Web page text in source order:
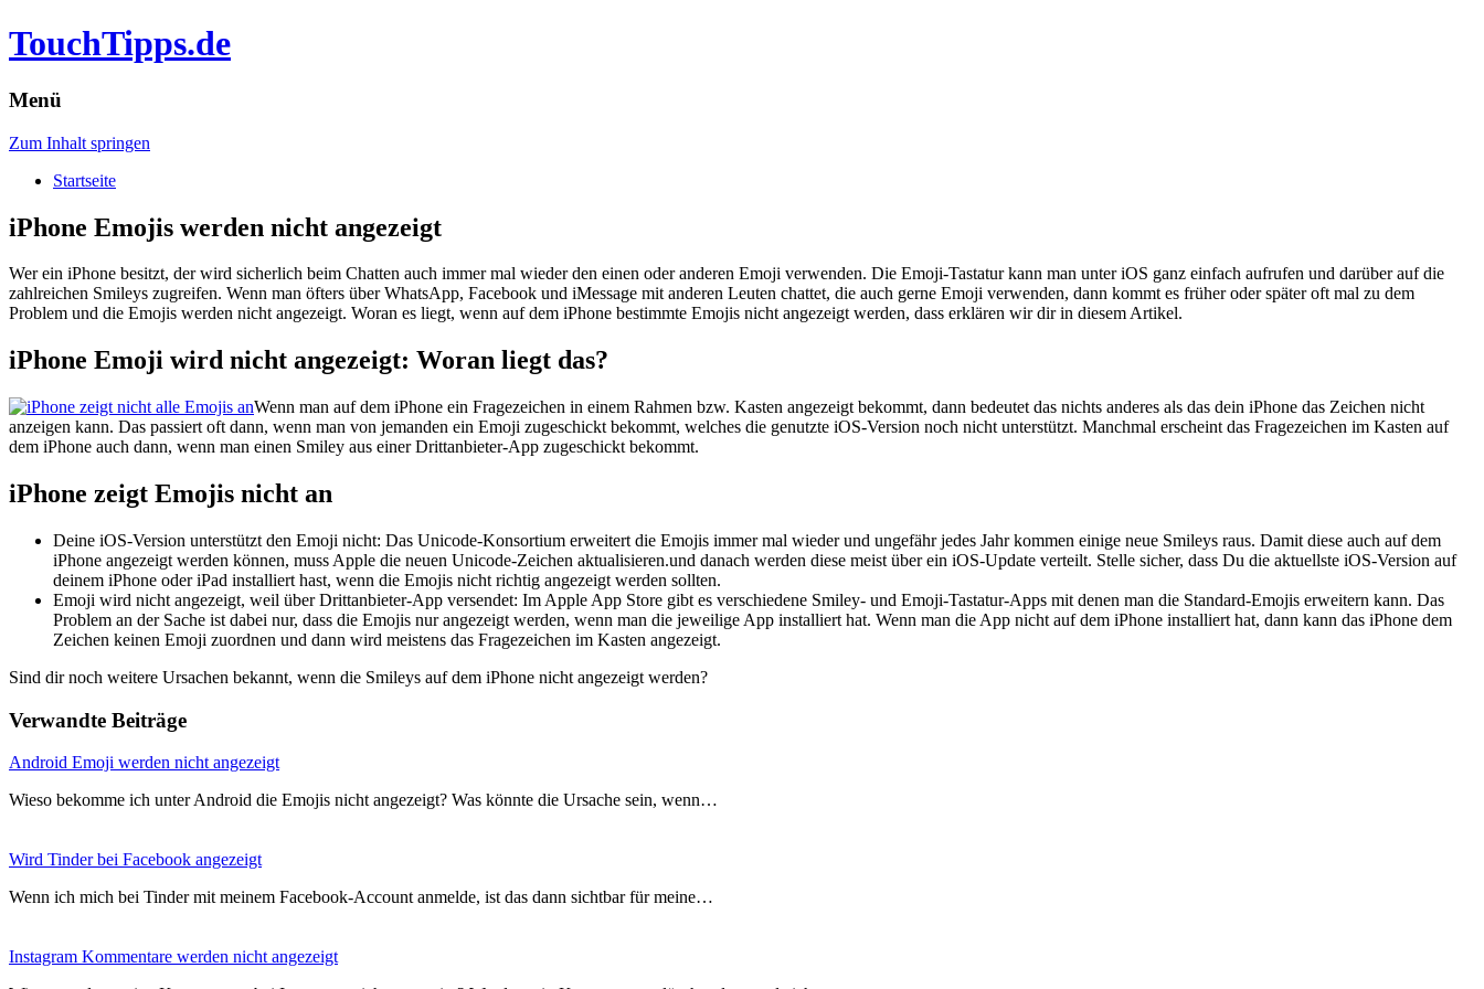
TouchTipps.de
Menü
Zum Inhalt springen
Startseite
iPhone Emojis werden nicht angezeigt
Wer ein iPhone besitzt, der wird sicherlich beim Chatten auch immer mal wieder den einen oder anderen Emoji verwenden. Die Emoji-Tastatur kann man unter iOS ganz einfach aufrufen und darüber auf die
zahlreichen Smileys zugreifen. Wenn man öfters über WhatsApp, Facebook und iMessage mit anderen Leuten chattet, die auch gerne Emoji verwenden, dann kommt es früher oder später oft mal zu dem
Problem und die Emojis werden nicht angezeigt. Woran es liegt, wenn auf dem iPhone bestimmte Emojis nicht angezeigt werden, dass erklären wir dir in diesem Artikel.
iPhone Emoji wird nicht angezeigt: Woran liegt das?
Wenn man auf dem iPhone ein Fragezeichen in einem Rahmen bzw. Kasten angezeigt bekommt, dann bedeutet das nichts anderes als das dein iPhone das Zeichen nicht
anzeigen kann. Das passiert oft dann, wenn man von jemanden ein Emoji zugeschickt bekommt, welches die genutzte iOS-Version noch nicht unterstützt. Manchmal erscheint das Fragezeichen im Kasten auf
dem iPhone auch dann, wenn man einen Smiley aus einer Drittanbieter-App zugeschickt bekommt.
iPhone zeigt Emojis nicht an
Deine iOS-Version unterstützt den Emoji nicht: Das Unicode-Konsortium erweitert die Emojis immer mal wieder und ungefähr jedes Jahr kommen einige neue Smileys raus. Damit diese auch auf dem
iPhone angezeigt werden können, muss Apple die neuen Unicode-Zeichen aktualisieren.und danach werden diese meist über ein iOS-Update verteilt. Stelle sicher, dass Du die aktuellste iOS-Version auf
deinem iPhone oder iPad installiert hast, wenn die Emojis nicht richtig angezeigt werden sollten.
Emoji wird nicht angezeigt, weil über Drittanbieter-App versendet: Im Apple App Store gibt es verschiedene Smiley- und Emoji-Tastatur-Apps mit denen man die Standard-Emojis erweitern kann. Das
Problem an der Sache ist dabei nur, dass die Emojis nur angezeigt werden, wenn man die jeweilige App installiert hat. Wenn man die App nicht auf dem iPhone installiert hat, dann kann das iPhone dem
Zeichen keinen Emoji zuordnen und dann wird meistens das Fragezeichen im Kasten angezeigt.
Sind dir noch weitere Ursachen bekannt, wenn die Smileys auf dem iPhone nicht angezeigt werden?
Verwandte Beiträge
Android Emoji werden nicht angezeigt
Wieso bekomme ich unter Android die Emojis nicht angezeigt? Was könnte die Ursache sein, wenn…
Wird Tinder bei Facebook angezeigt
Wenn ich mich bei Tinder mit meinem Facebook-Account anmelde, ist das dann sichtbar für meine…
Instagram Kommentare werden nicht angezeigt